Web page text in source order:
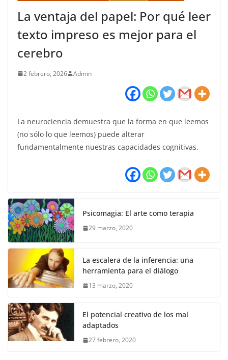
La ventaja del papel: Por qué leer
texto impreso es mejor para el
cerebro
2 febrero, 2026 Admin
La neurociencia demuestra que la forma en que leemos
(no sólo lo que leemos) puede alterar
fundamentalmente nuestras capacidades cognitivas.
Psicomagia: El arte como terapia
29 marzo, 2020
La escalera de la inferencia: una
herramienta para el diálogo
13 marzo, 2020
El potencial creativo de los mal
adaptados
27 febrero, 2020